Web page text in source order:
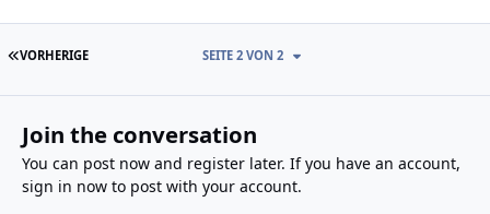
ERSTE SEITE
VORHERIGE SEITE 2 VON 2
Join the conversation
You can post now and register later. If you have an account,
sign in nowto post with your account.